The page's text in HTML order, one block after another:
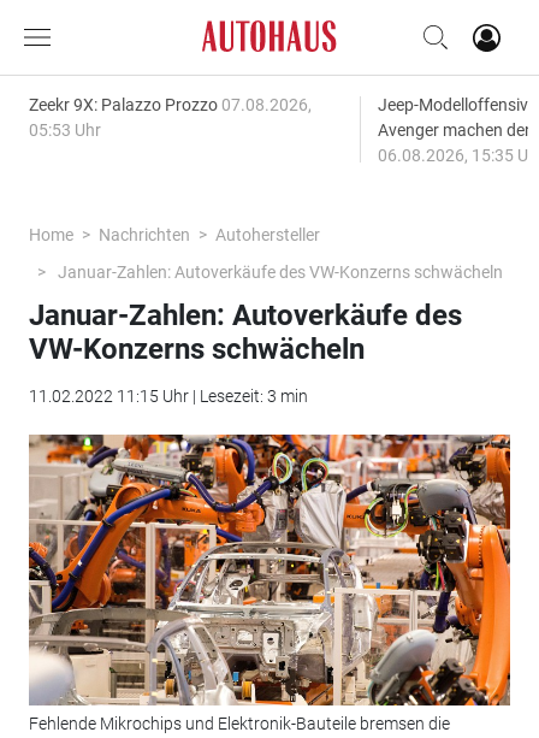
Zeekr 9X: Palazzo Prozzo 07.08.2026,
05:53 Uhr
Jeep-
Avenger machen
06.08.2026, 15:35
Home Nachrichten
Autohersteller
Januar-Zahlen: Autoverkäufe des VW-Konzerns schwächeln
Januar-Zahlen: Autoverkäufe des
VW-Konzerns schwächeln
11.02.2022 11:15 Uhr | Lesezeit: 3 min
Fehlende Mikrochips und Elektronik-Bauteile bremsen die